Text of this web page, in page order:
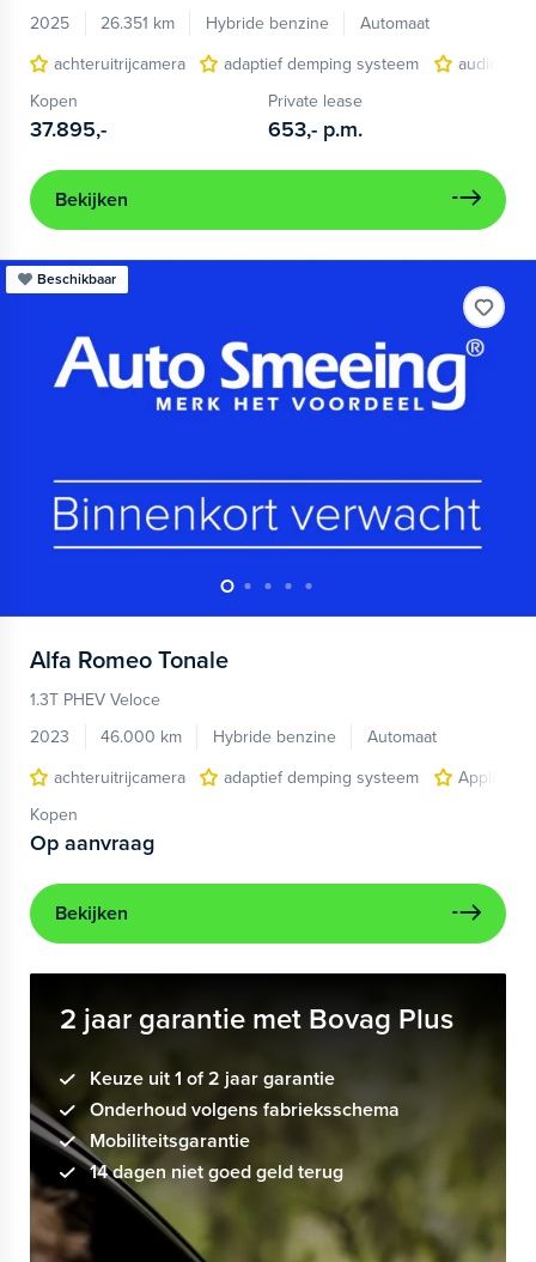
2025
26.351 km Hybride benzine
Automaat
achteruitrijcamera
adaptief demping systeem
audio
Kopen
37.895,-
Private lease
653,- p.m.
Bekijken
Beschikbaar
Alfa Romeo Tonale
1.3T PHEV Veloce
2023
46.000 km Hybride benzine
Automaat
achteruitrijcamera
adaptief demping systeem
Apple
Kopen
Op aanvraag
Bekijken
2 jaar garantie met Bovag Plus
Keuze uit 1 of 2 jaar garantie
Onderhoud volgens fabrieksschema
Mobiliteitsgarantie
14 dagen niet goed geld terug